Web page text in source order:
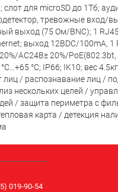
слот для microSD до 1Тб;
тревожные вход/
выход (75 Ом/BNC); 1 RJ45
выход 12ВDC/100mA, 1
AC24В± 20%/PoE(802.3bt,
°C; IP66; IK10; вес
лиц / распознавание лиц /
нескольких целей /
/ защита периметра c
карта / детекция
019-90-54